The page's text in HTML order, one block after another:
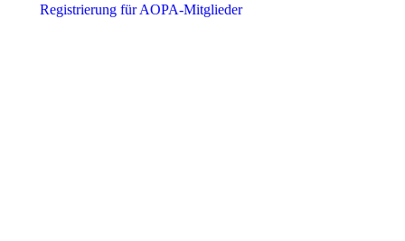
Registrierung für AOPA-Mitglieder